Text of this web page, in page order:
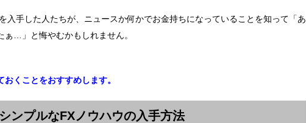
入手した人たちが、ニュースか何かでお金持ちになっていることを知って「あ
…」と悔やむかもしれません。
くことをおすすめします。
ンプルなFXノウハウの入手方法